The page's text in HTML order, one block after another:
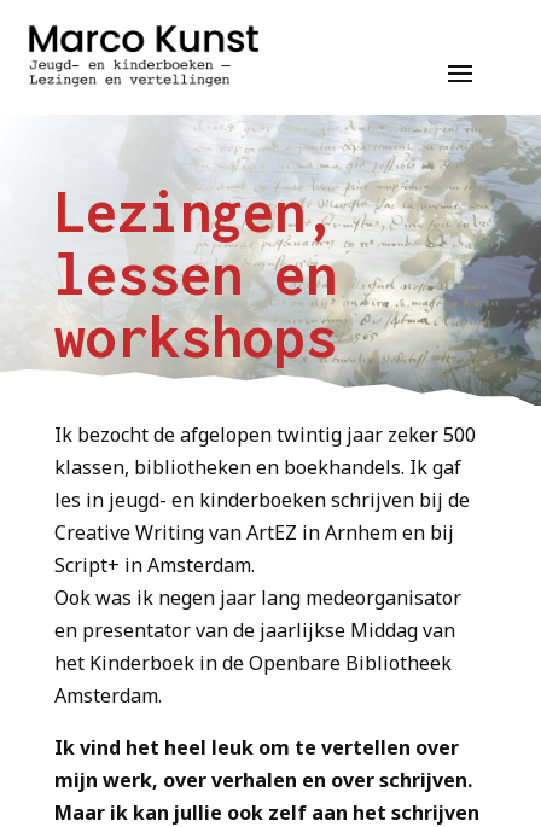
Lezingen,
lessen en
workshops
Ik bezocht de afgelopen twintig jaar zeker 500
klassen, bibliotheken en boekhandels. Ik gaf
les in jeugd- en kinderboeken schrijven bij de
Creative Writing van ArtEZ in Arnhem en bij
Script+ in Amsterdam.
Ook was ik negen jaar lang medeorganisator
en presentator van de jaarlijkse Middag van
het Kinderboek in de Openbare Bibliotheek
Amsterdam.
Ik vind het heel leuk om te vertellen over
mijn werk, over verhalen en over schrijven.
Maar ik kan jullie ook zelf aan het schrijven